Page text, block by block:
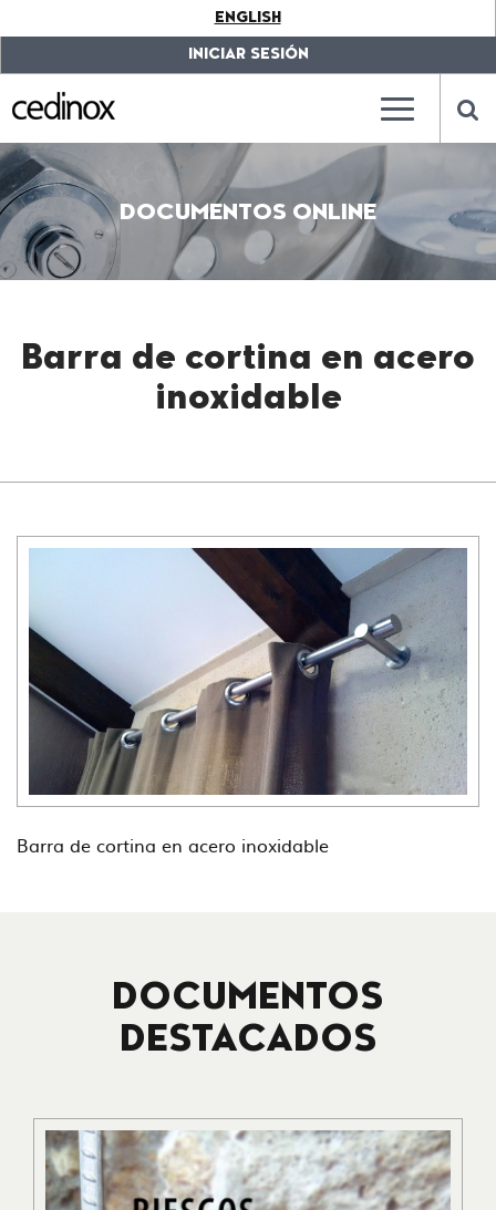
label.access.jump.content???
???
label.access.jump.header???
label.access.jump.footer???
???
label.access.jump.menu???
ENGLISH
INICIAR SESIÓN
???
???
DOCUMENTOS ONLINE
Barra de cortina en acero
inoxidable
Barra de cortina en acero inoxidable
DOCUMENTOS
DESTACADOS